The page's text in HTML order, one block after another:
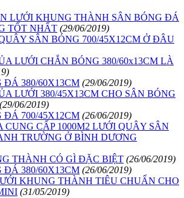
LƯỚI KHUNG THÀNH SÂN BÓNG ĐÁ
TỐT NHẤT (29/06/2019)
SÂN BÓNG 700/45X12CM Ở ĐÂU
LƯỚI CHẮN BÓNG 380/60x13CM LÀ
ĐÁ 380/60X13CM (29/06/2019)
LƯỚI 380/45X13CM CHO SÂN BÓNG
(29/06/2019)
ĐÁ 700/45X12CM (26/06/2019)
CUNG CẤP 1000M2 LƯỚI QUÂY SÂN
TRƯỜNG Ở BÌNH DƯƠNG
THÀNH CÓ GÌ ĐẶC BIỆT (26/06/2019)
ĐÁ 380/60X13CM (26/06/2019)
KHUNG THÀNH TIÊU CHUẨN CHO
(31/05/2019)